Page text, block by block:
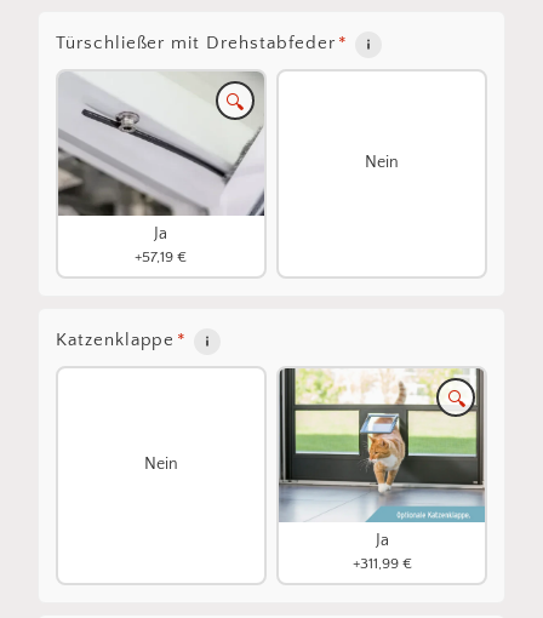
Türschließer mit Drehstabfeder *
🔍
Ja
+57,19 €
Nein
Katzenklappe *
Nein
🔍
Ja
+311,99 €